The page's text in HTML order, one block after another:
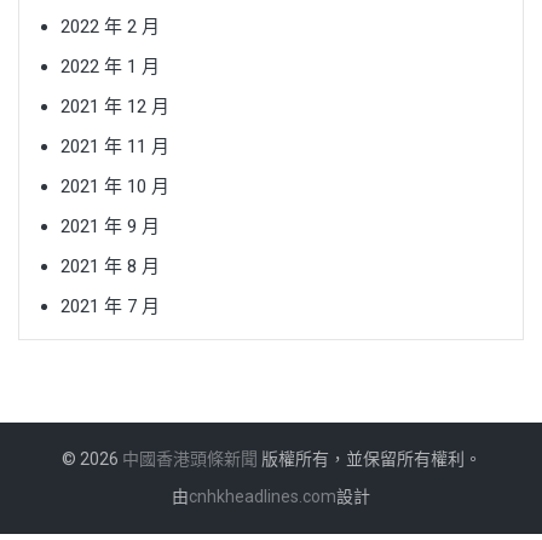
2022 年 2 月
2022 年 1 月
2021 年 12 月
2021 年 11 月
2021 年 10 月
2021 年 9 月
2021 年 8 月
2021 年 7 月
© 2026 中國香港頭條新聞 版權所有，並保留所有權利。
由cnhkheadlines.com設計